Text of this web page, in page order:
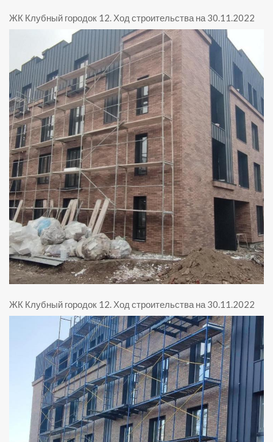
ЖК Клубный городок 12. Ход строительства на 30.11.2022
ЖК Клубный городок 12. Ход строительства на 30.11.2022